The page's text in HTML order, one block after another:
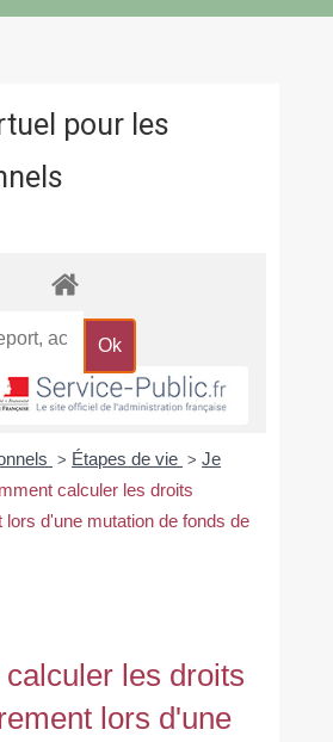
pour les
> Étapes de vie > Je
calculer les droits
lors d'une mutation de fonds de
les droits
lors d'une